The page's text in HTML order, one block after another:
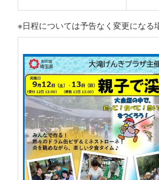
※日程については予告なく変更になる